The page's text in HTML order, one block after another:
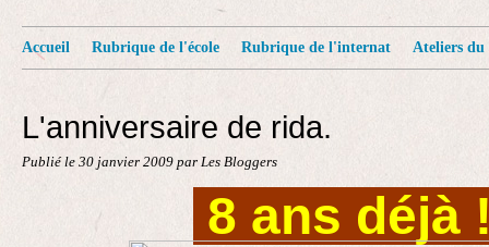
Accueil Rubrique de l'école Rubrique de l'internat Ateliers du
L'anniversaire de rida.
Publié le 30 janvier 2009 par Les Bloggers
8 ans déjà